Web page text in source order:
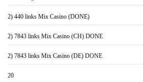
2) 440 links Mix Casino (DONE)
2) 7843 links Mix Casino (CH) DONE
2) 7843 links Mix Casino (DE) DONE
20